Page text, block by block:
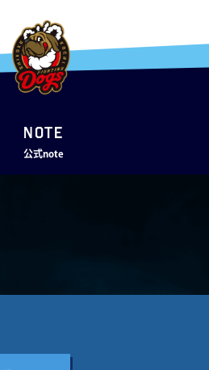
note
公式note